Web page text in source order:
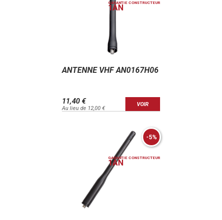
GARANTIE CONSTRUCTEUR
1AN
ANTENNE VHF AN0167H06
11,40 €
Au lieu de 12,00 €
VOIR
-5%
GARANTIE CONSTRUCTEUR
1AN